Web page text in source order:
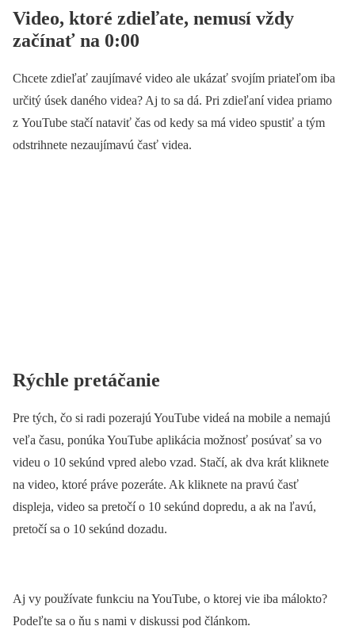
Video, ktoré zdieľate, nemusí vždy
začínať na 0:00
Chcete zdieľať zaujímavé video ale ukázať svojím priateľom iba
určitý úsek daného videa? Aj to sa dá. Pri zdieľaní videa priamo
z YouTube stačí nataviť čas od kedy sa má video spustiť a tým
odstrihnete nezaujímavú časť videa.
Rýchle pretáčanie
Pre tých, čo si radi pozerajú YouTube videá na mobile a nemajú
veľa času, ponúka YouTube aplikácia možnosť posúvať sa vo
videu o 10 sekúnd vpred alebo vzad. Stačí, ak dva krát kliknete
na video, ktoré práve pozeráte. Ak kliknete na pravú časť
displeja, video sa pretočí o 10 sekúnd dopredu, a ak na ľavú,
pretočí sa o 10 sekúnd dozadu.
Aj vy používate funkciu na YouTube, o ktorej vie iba málokto?
Podeľte sa o ňu s nami v diskussi pod článkom.